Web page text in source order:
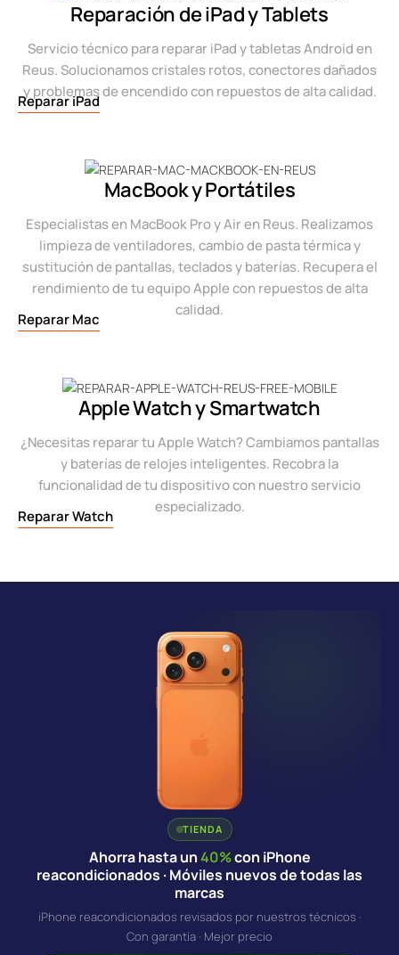
Reparación de iPad y Tablets
Servicio técnico para reparar iPad y tabletas Android en
Reus. Solucionamos cristales rotos, conectores dañados
y problemas de encendido con repuestos de alta calidad.
Reparar iPad
MacBook y Portátiles
Especialistas en MacBook Pro y Air en Reus. Realizamos
limpieza de ventiladores, cambio de pasta térmica y
sustitución de pantallas, teclados y baterías. Recupera el
rendimiento de tu equipo Apple con repuestos de alta
calidad.
Reparar Mac
Apple Watch y Smartwatch
¿Necesitas reparar tu Apple Watch? Cambiamos pantallas
y baterías de relojes inteligentes. Recobra la
funcionalidad de tu dispositivo con nuestro servicio
especializado.
Reparar Watch
TIENDA
Ahorra hasta un40%con iPhone
reacondicionados · Móviles nuevos de todas las
marcas
iPhone reacondicionados revisados por nuestros técnicos ·
Con garantía · Mejor precio